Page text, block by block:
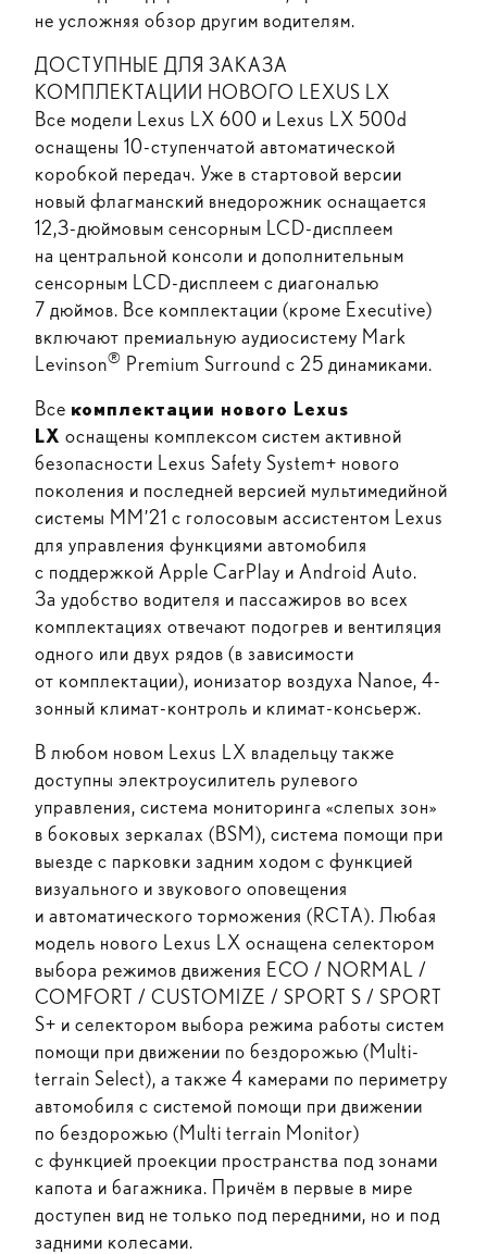
не усложняя обзор другим водителям.
ДОСТУПНЫЕ ДЛЯ ЗАКАЗА
КОМПЛЕКТАЦИИ НОВОГО LEXUS LX
Все модели Lexus LX 600 и Lexus LX 500d
оснащены 10-ступенчатой автоматической
коробкой передач. Уже в стартовой версии
новый флагманский внедорожник оснащается
12,3-дюймовым сенсорным LCD-дисплеем
на центральной консоли и дополнительным
сенсорным LCD-дисплеем с диагональю
7 дюймов. Все комплектации (кроме Executive)
включают премиальную аудиосистему Mark
Levinson® Premium Surround с 25 динамиками.
Все комплектации нового Lexus
LX оснащены комплексом систем активной
безопасности Lexus Safety System+ нового
поколения и последней версией мультимедийной
системы MM’21 с голосовым ассистентом Lexus
для управления функциями автомобиля
с поддержкой Apple CarPlay и Android Auto.
За удобство водителя и пассажиров во всех
комплектациях отвечают подогрев и вентиляция
одного или двух рядов (в зависимости
от комплектации), ионизатор воздуха Nanoe, 4-
зонный климат-контроль и климат-консьерж.
В любом новом Lexus LX владельцу также
доступны электроусилитель рулевого
управления, система мониторинга «слепых зон»
в боковых зеркалах (BSM), система помощи при
выезде с парковки задним ходом с функцией
визуального и звукового оповещения
и автоматического торможения (RCTA). Любая
модель нового Lexus LX оснащена селектором
выбора режимов движения ECO / NORMAL /
COMFORT / CUSTOMIZE / SPORT S / SPORT
S+ и селектором выбора режима работы систем
помощи при движении по бездорожью (Multi-
terrain Select), а также 4 камерами по периметру
автомобиля с системой помощи при движении
по бездорожью (Multi terrain Monitor)
с функцией проекции пространства под зонами
капота и багажника. Причём в первые в мире
доступен вид не только под передними, но и под
задними колесами.